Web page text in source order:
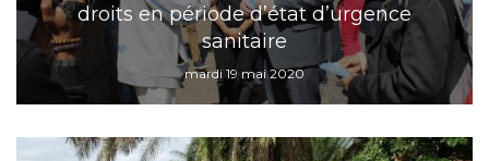
droits en période d’état d’urgence
sanitaire
mardi 19 mai 2020